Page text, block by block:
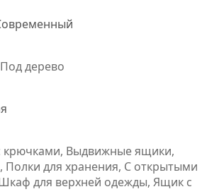
дерево
крючками, Выдвижные ящики,
Полки для хранения, С открытыми
для верхней одежды, Ящик с